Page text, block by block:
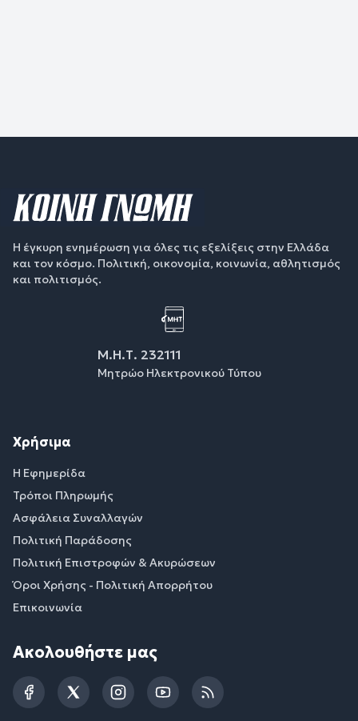
Η έγκυρη ενημέρωση για όλες τις εξελίξεις στην Ελλάδα
και τον κόσμο. Πολιτική, οικονομία, κοινωνία, αθλητισμός
και πολιτισμός.
Μ.Η.Τ. 232111
Μητρώο Ηλεκτρονικού Τύπου
Χρήσιμα
Η Εφημερίδα
Τρόποι Πληρωμής
Ασφάλεια Συναλλαγών
Πολιτική Παράδοσης
Πολιτική Επιστροφών & Ακυρώσεων
Όροι Χρήσης - Πολιτική Απορρήτου
Επικοινωνία
Ακολουθήστε μας
FacebookTwitterInstagramYouTubeRSS